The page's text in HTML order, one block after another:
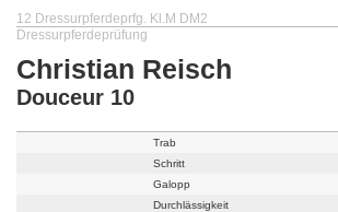
12 Dressurpferdeprfg. Kl.M DM2
Dressurpferdeprüfung
Christian Reisch
Douceur 10
Trab
Schritt
Galopp
Durchlässigkeit